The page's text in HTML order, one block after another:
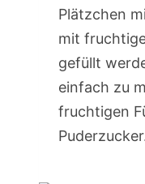
Plätzchen
mit
gefüllt
einfach zu
fruchtigen